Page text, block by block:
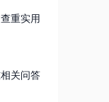
重实用
关问答